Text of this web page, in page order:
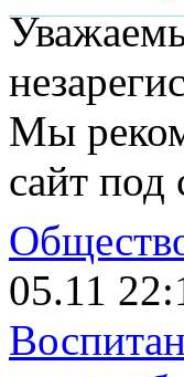
Мы
сайт
05.11